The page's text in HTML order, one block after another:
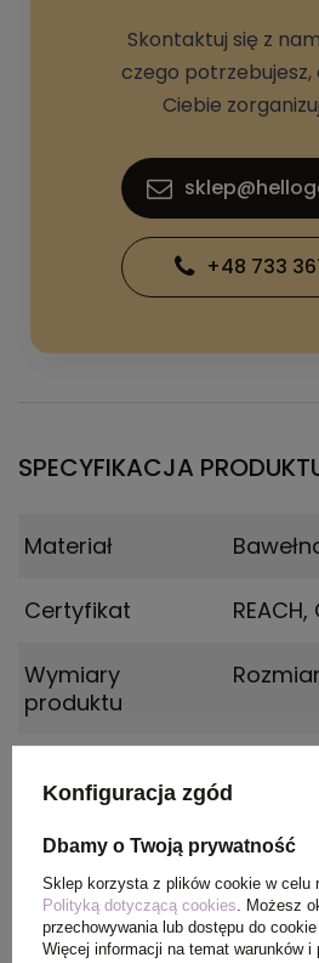
Skontaktuj się z
czego potrzebujesz,
Ciebie
+48 733
SPECYFIKACJA
Materiał
Certyfikat REACH,
Wymiary
produktu
PAKOWANIE
Wymiary
Konfiguracja zgód
Dbamy o Twoją prywatność
Sklep korzysta z plików cookie w celu
Polityką dotyczącą cookies. Możesz
przechowywania lub dostępu do
Więcej informacji na temat warunków i